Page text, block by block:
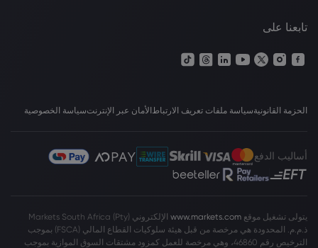
تابعنا على
الحزمة القانونيةسياسة ملفات تعريف الارتباط الأمان عبر الإنترنتسياسة الخصوصية
أساليب الدفع
يتولى تشغيل موقع www.markets.com
الإلكتروني Markets South Africa (Pty)
ذ.م.م. المحدودة هي مرخصة من قبل هيئة سلوكيات القطاع المالي (FSCA) بموجب
الترخيص رقم 46860، وهي مرخصة للعمل كمزود مشتقات السوق الموازية بموجب